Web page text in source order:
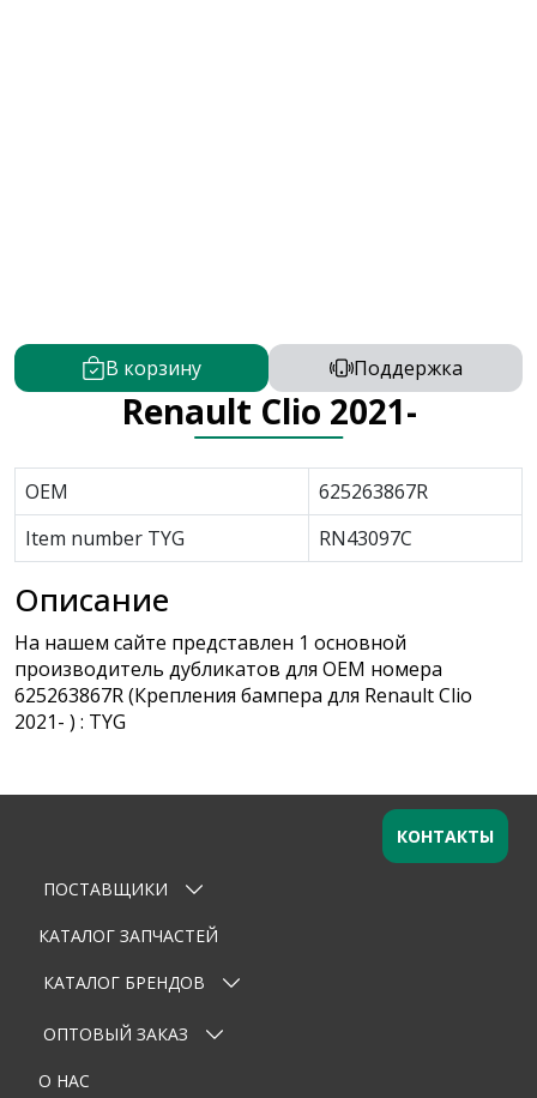
В корзину Поддержка
Renault Clio 2021-
OEM
625263867R
Item number TYG
RN43097C
Описание
На нашем сайте представлен 1 основной
производитель дубликатов для OEM номера
625263867R (Крепления бампера для Renault Clio
2021- ) : TYG
Оставьте заявку
Ваше имя
Email
Телефон
ПОСТАВЩИКИ
КАТАЛОГ ЗАПЧАСТЕЙ
КАТАЛОГ БРЕНДОВ
ОПТОВЫЙ ЗАКАЗ
О НАС
КОНТАКТЫ